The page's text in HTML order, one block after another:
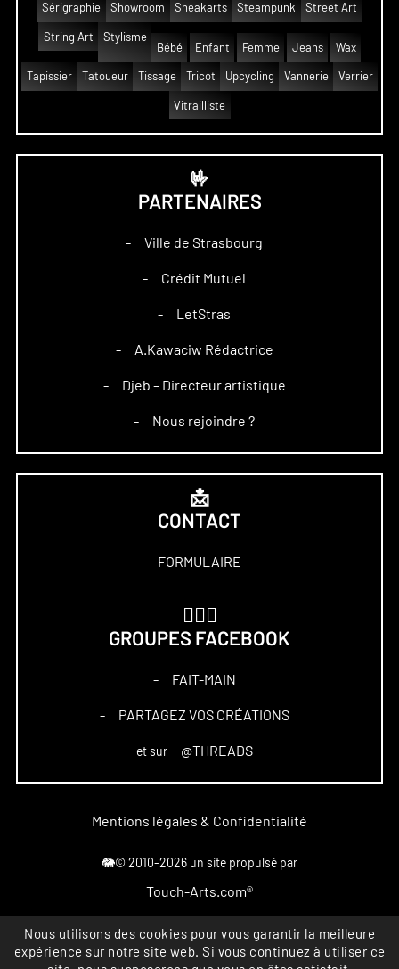
Sérigraphie Showroom Sneakarts Steampunk Street Art
String Art
Stylisme
Bébé
Enfant Femme Jeans Wax
Tapissier Tatoueur Tissage Tricot Upcycling Vannerie Verrier
Vitrailliste
🤟
PARTENAIRES
– Ville de Strasbourg
– Crédit Mutuel
– LetStras
– A.Kawaciw Rédactrice
– Djeb – Directeur artistique
– Nous rejoindre ?
📩
CONTACT
FORMULAIRE
GROUPES FACEBOOK
– FAIT-MAIN
– PARTAGEZ VOS CRÉATIONS
et sur @THREADS
Mentions légales & Confidentialité
🐘© 2010-2026 un site propulsé par
Touch-Arts.com®
Marque déposée
All rights reserved
Nous utilisons des cookies pour vous garantir la meilleure
expérience sur notre site web. Si vous continuez à utiliser ce